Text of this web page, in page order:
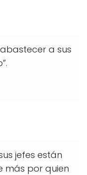
a sus
jefes están
más por quien